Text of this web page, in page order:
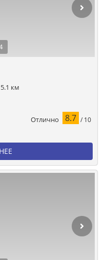
5.1 км
Отлично 8.7 / 10